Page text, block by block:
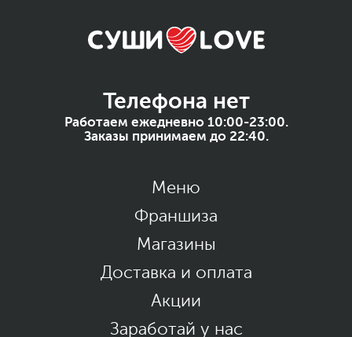
Телефона нет
Работаем ежедневно 10:00-23:00.
Заказы принимаем до 22:40.
Меню
Франшиза
Магазины
Доставка и оплата
Акции
Заработай у нас